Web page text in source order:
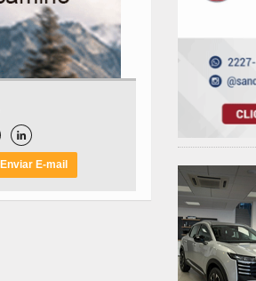

Enviar E-mail